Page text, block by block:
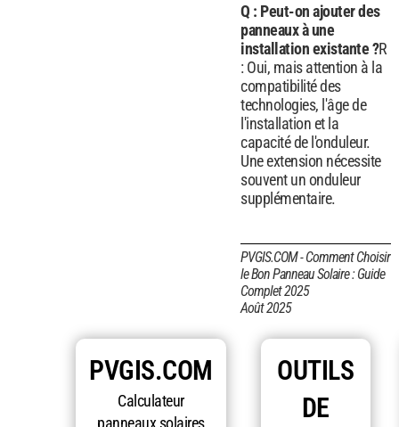
Q : Peut-on ajouter des
panneaux à une
installation existante ?R
: Oui, mais attention à la
compatibilité des
technologies, l'âge de
l'installation et la
capacité de l'onduleur.
Une extension nécessite
souvent un onduleur
supplémentaire.
PVGIS.COM - Comment Choisir
le Bon Panneau Solaire : Guide
Complet 2025
Août 2025
PVGIS.COM
Calculateur
panneaux solaires
OUTILS
DE